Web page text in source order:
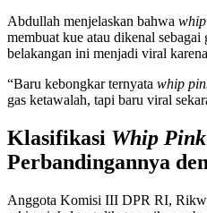
Abdullah menjelaskan bahwa
membuat kue atau dikenal sebagai
belakangan ini menjadi viral
“Baru kebongkar ternyata whip
gas ketawalah, tapi baru viral
Klasifikasi Whip Pink
Perbandingannya
Anggota Komisi III DPR RI,